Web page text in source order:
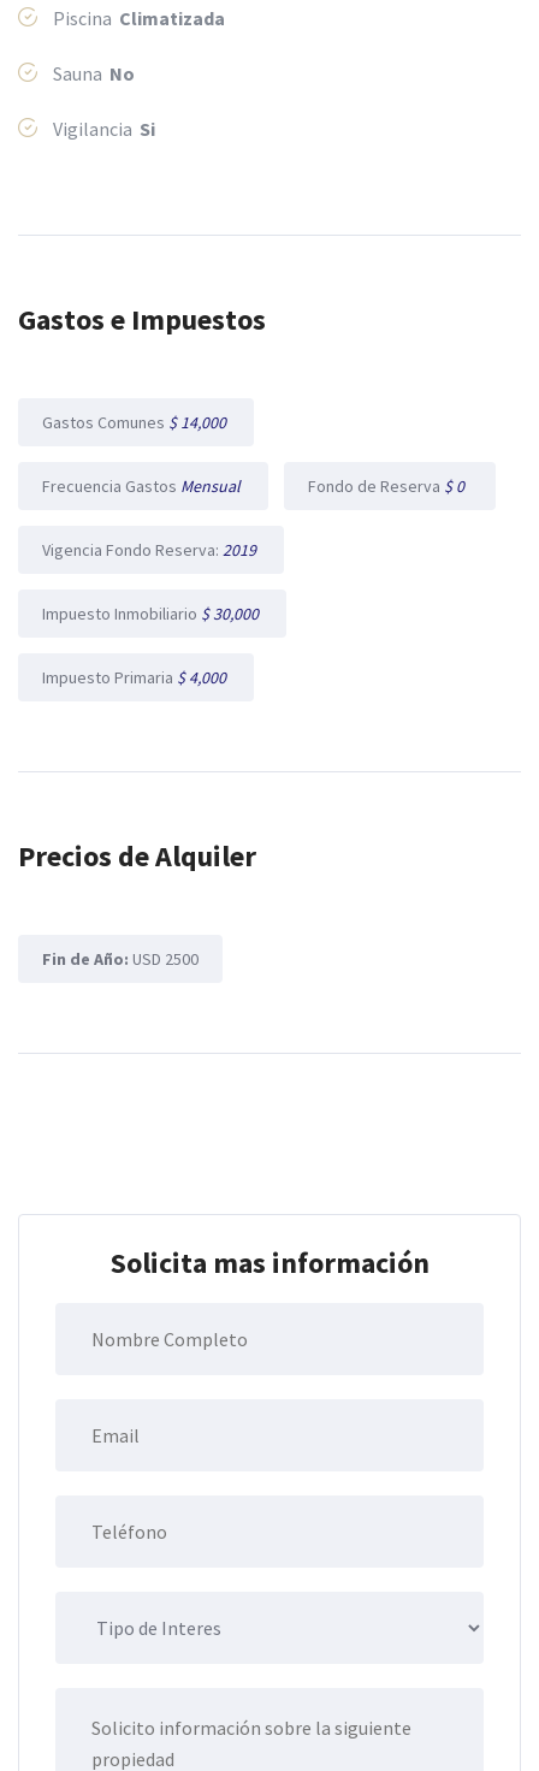
Piscina Climatizada
Sauna No
Vigilancia Si
Gastos e Impuestos
Gastos Comunes $ 14,000
Frecuencia Gastos Mensual Fondo de Reserva $ 0
Vigencia Fondo Reserva: 2019
Impuesto Inmobiliario $ 30,000
Impuesto Primaria $ 4,000
Precios de Alquiler
Fin de Año: USD 2500
Solicita mas información